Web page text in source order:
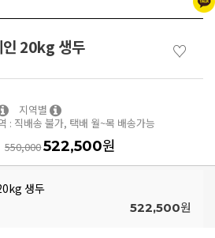
인 20kg 생두 ♡
지역별
: 직배송 불가, 택배 월~목 배송가능
550,000522,500원
생두
522,500원